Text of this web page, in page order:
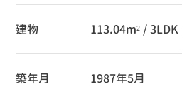
建物 113.04m² / 3LDK
築年月 1987年5月